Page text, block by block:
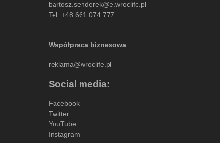
bartosz.senderek@e.wroclife.pl
Tel: +48 661 074 777
Współpraca biznesowa
reklama@wroclife.pl
Social media:
Facebook
Twitter
YouTube
Instagram